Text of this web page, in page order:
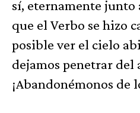
sí, eternamente junto
que el Verbo se hizo
posible ver el cielo
dejamos penetrar del
¡Abandonémonos de